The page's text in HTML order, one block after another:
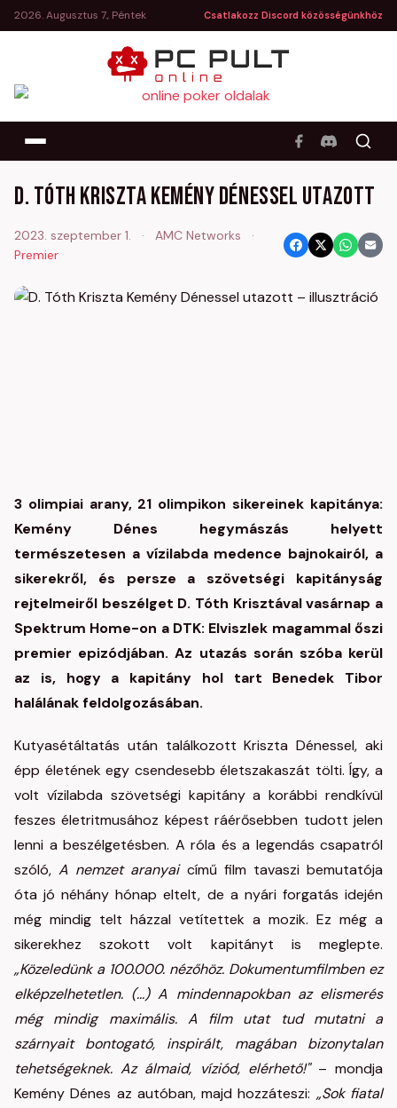
2026. Augusztus 7., Péntek Csatlakozz Discord közösségünkhöz
D. Tóth Kriszta Kemény Dénessel utazott
2023. szeptember 1. · AMC Networks
·
Premier
3 olimpiai arany, 21 olimpikon sikereinek kapitánya:
Kemény Dénes hegymászás helyett
természetesen a vízilabda medence bajnokairól, a
sikerekről, és persze a szövetségi kapitányság
rejtelmeiről beszélget D. Tóth Krisztával vasárnap a
Spektrum Home-on a DTK: Elviszlek magammal őszi
premier epizódjában. Az utazás során szóba kerül
az is, hogy a kapitány hol tart Benedek Tibor
halálának feldolgozásában.
Kutyasétáltatás után találkozott Kriszta Dénessel, aki
épp életének egy csendesebb életszakaszát tölti. Így, a
volt vízilabda szövetségi kapitány a korábbi rendkívül
feszes életritmusához képest ráérősebben tudott jelen
lenni a beszélgetésben. A róla és a legendás csapatról
szóló,A nemzet aranyaicímű film tavaszi bemutatója
óta jó néhány hónap eltelt, de a nyári forgatás idején
még mindig telt házzal vetítettek a mozik. Ez még a
sikerekhez szokott volt kapitányt is meglepte.
„Közeledünk a 100.000. nézőhöz. Dokumentumfilmben ez
elképzelhetetlen. (...) A mindennapokban az elismerés
még mindig maximális. A film utat tud mutatni a
szárnyait bontogató, inspirált, magában bizonytalan
tehetségeknek. Az álmaid, víziód, elérhető!"– mondja
Kemény Dénes az autóban, majd hozzáteszi: „Sok fiatal